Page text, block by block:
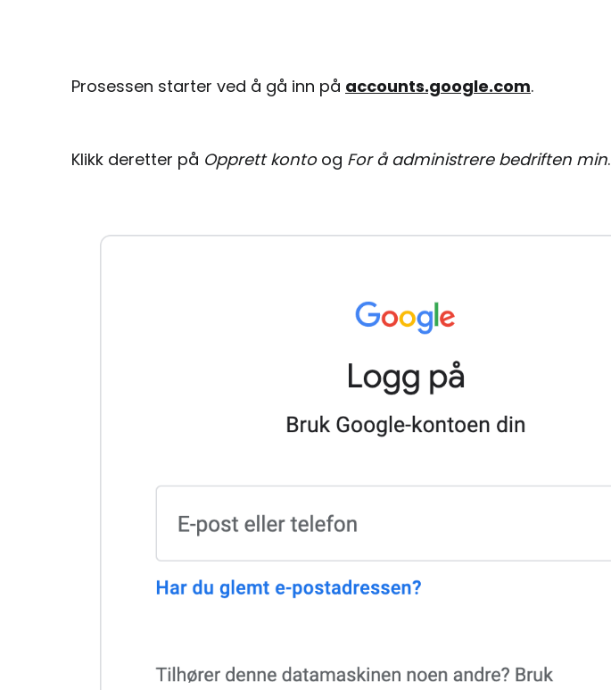
Prosessen starter ved å gå inn på accounts.google.com.
Klikk deretter på Opprett kontoog For å administrere bedriften min.